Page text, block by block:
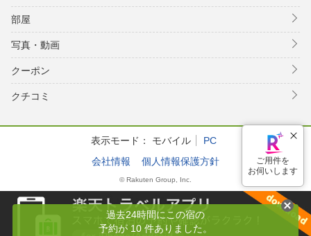
部屋
写真・動画
クーポン
クチコミ
表示モード： モバイル
PC
会社情報
個人情報保護方針
© Rakuten Group, Inc.
ご用件を
お伺いします
過去24時間にこの宿の
予約が 10 件ありました。